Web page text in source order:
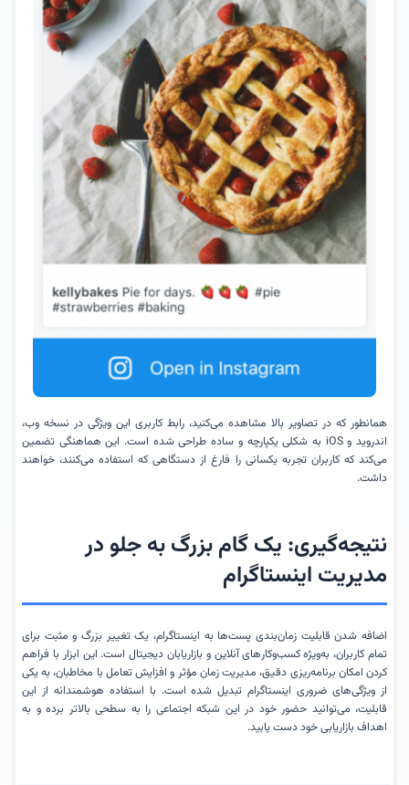
همانطور که در تصاویر بالا مشاهده می‌کنید، رابط کاربری این ویژگی در نسخه وب،
اندروید و iOS به شکلی یکپارچه و ساده طراحی شده است. این هماهنگی تضمین
می‌کند که کاربران تجربه یکسانی را فارغ از دستگاهی که استفاده می‌کنند، خواهند
داشت.
نتیجه‌گیری: یک گام بزرگ به جلو در
مدیریت اینستاگرام
اضافه شدن قابلیت زمان‌بندی پست‌ها به اینستاگرام، یک تغییر بزرگ و مثبت برای
تمام کاربران، به‌ویژه کسب‌وکارهای آنلاین و بازاریابان دیجیتال است. این ابزار با فراهم
کردن امکان برنامه‌ریزی دقیق، مدیریت زمان مؤثر و افزایش تعامل با مخاطبان، به یکی
از ویژگی‌های ضروری اینستاگرام تبدیل شده است. با استفاده هوشمندانه از این
قابلیت، می‌توانید حضور خود در این شبکه اجتماعی را به سطحی بالاتر برده و به
اهداف بازاریابی خود دست یابید.